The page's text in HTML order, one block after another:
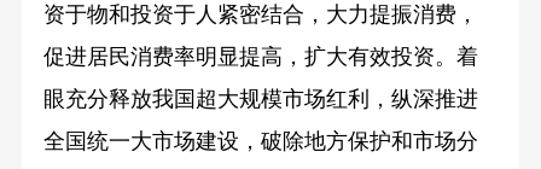
资于物和投资于人紧密结合，大力提振消费，
促进居民消费率明显提高，扩大有效投资。着
眼充分释放我国超大规模市场红利，纵深推进
全国统一大市场建设，破除地方保护和市场分